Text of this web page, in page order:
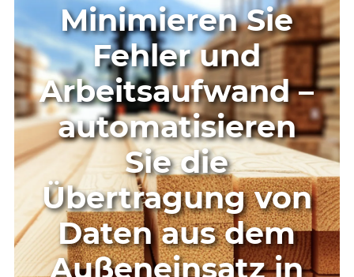
Minimieren Sie
Fehler und
Arbeitsaufwand –
automatisieren
Sie die
Übertragung von
Daten aus dem
Außeneinsatz in